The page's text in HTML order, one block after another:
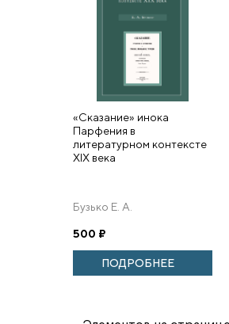
«Сказание» инока
Парфения в
литературном контексте
XIX века
Бузько Е. А.
500 ₽
ПОДРОБНЕЕ